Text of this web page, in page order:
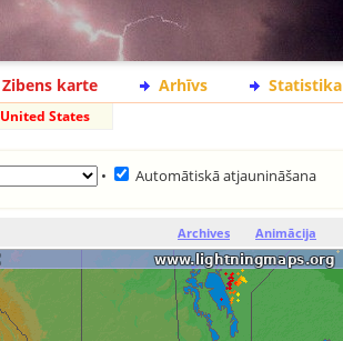
Zibens karte Arhīvs Statistika
United States
• Automātiskā atjaunināšana
Archives Animācija